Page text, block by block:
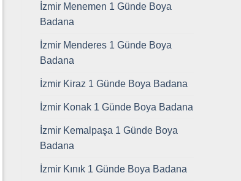
İzmir Menemen 1 Günde Boya
Badana
İzmir Menderes 1 Günde Boya
Badana
İzmir Kiraz 1 Günde Boya Badana
İzmir Konak 1 Günde Boya Badana
İzmir Kemalpaşa 1 Günde Boya
Badana
İzmir Kınık 1 Günde Boya Badana